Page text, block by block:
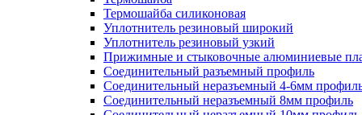
Термошайба силиконовая
Уплотнитель резиновый широкий
Уплотнитель резиновый узкий
Прижимные и стыковочные алюминиевые
Соединительный разъемный профиль
Соединительный неразъемный 4-6мм
Соединительный неразъемный 8мм профиль